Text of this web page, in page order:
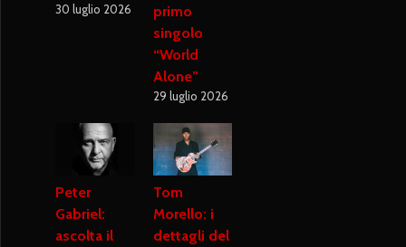
30 luglio 2026
primo
singolo
“World
Alone”
29 luglio 2026
Peter
Gabriel:
ascolta il
Tom
Morello: i
dettagli del